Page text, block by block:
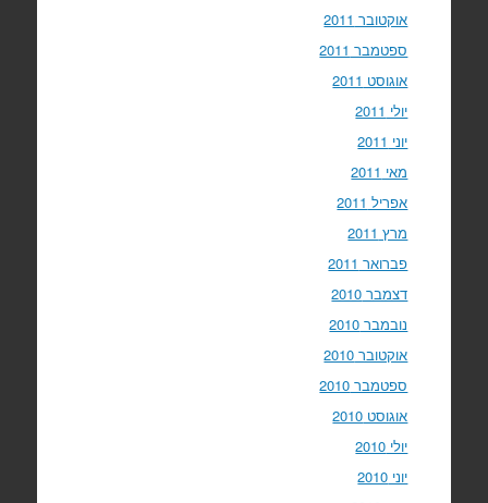
אוקטובר 2011
ספטמבר 2011
אוגוסט 2011
יולי 2011
יוני 2011
מאי 2011
אפריל 2011
מרץ 2011
פברואר 2011
דצמבר 2010
נובמבר 2010
אוקטובר 2010
ספטמבר 2010
אוגוסט 2010
יולי 2010
יוני 2010